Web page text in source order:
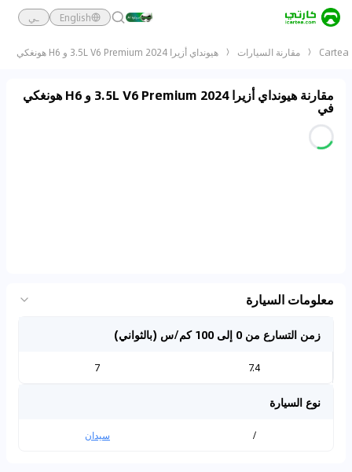
English ـي
Cartea مقارنة السيارات هيونداي أزيرا 2024 3.5L V6 Premium و H6 هونغكي
مقارنة هيونداي أزيرا 2024 3.5L V6 Premium و H6 هونغكي
في
معلومات السيارة
زمن التسارع من 0 إلى 100 كم/س (بالثواني)
7.4
7
نوع السيارة
/ سيدان